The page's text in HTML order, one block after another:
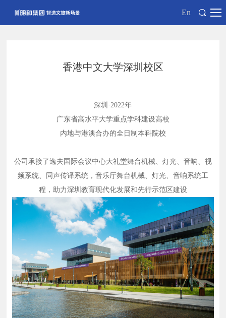
En
香港中文大学深圳校区
深圳 ·2022年
广东省高水平大学重点学科建设高校
内地与港澳合办的全日制本科院校
公司承接了逸夫国际会议中心大礼堂舞台机械、灯光、音响、视
频系统、同声传译系统，音乐厅舞台机械、灯光、音响系统工
程，助力深圳教育现代化发展和先行示范区建设